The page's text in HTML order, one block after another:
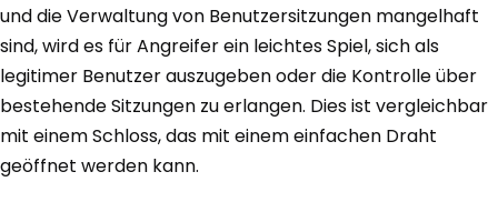
und die Verwaltung von Benutzersitzungen mangelhaft
sind, wird es für Angreifer ein leichtes Spiel, sich als
legitimer Benutzer auszugeben oder die Kontrolle über
bestehende Sitzungen zu erlangen. Dies ist vergleichbar
mit einem Schloss, das mit einem einfachen Draht
geöffnet werden kann.